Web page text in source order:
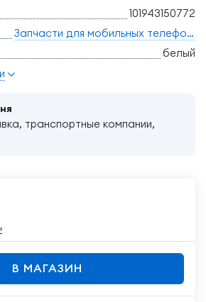
101943150772
Запчасти для мобильных телефонов
белый
транспортные компании,
В МАГАЗИН